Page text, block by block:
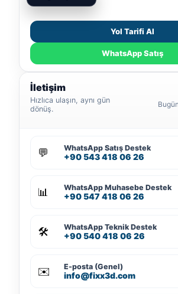
Yol Tarifi Al
WhatsApp Satış
İletişim
Hızlıca ulaşın, aynı gün
dönüş.
💬 WhatsApp Satış Destek
+90 543 418 06 26
📊 WhatsApp Muhasebe Destek
+90 547 418 06 26
🛠️ WhatsApp Teknik Destek
+90 540 418 06 26
✉️ E-posta (Genel)
info@fixx3d.com